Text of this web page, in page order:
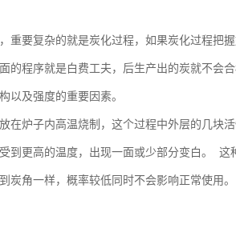
重要复杂的就是炭化过程，如果炭化过程把
的程序就是白费工夫，后生产出的炭就不会
以及强度的重要因素。
在炉子内高温烧制，这个过程中外层的几块
到更高的温度，出现一面或少部分变白。
炭角一样，概率较低同时不会影响正常使用。